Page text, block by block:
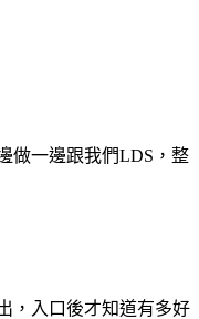
做一邊跟我們LDS，整
，入口後才知道有多好